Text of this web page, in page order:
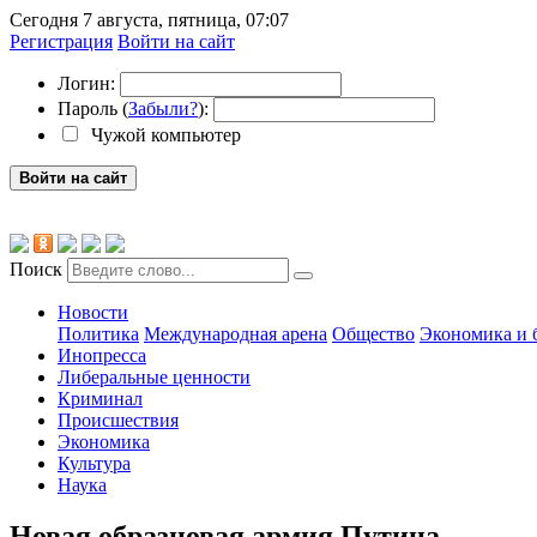
Сегодня 7 августа, пятница, 07:07
Регистрация Войти на сайт
Логин:
Пароль (Забыли?):
Чужой компьютер
Войти на сайт
Поиск
Новости
Политика Международная арена Общество Экономика и
Инопресса
Либеральные ценности
Криминал
Происшествия
Экономика
Культура
Наука